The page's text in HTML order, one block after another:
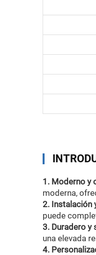
1. Moderno y
moderna,
2. Instalación
puede
3. Duradero y
una elevada
4.